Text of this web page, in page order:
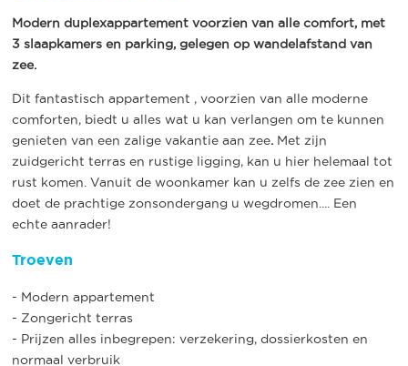
Modern duplexappartement voorzien van alle comfort, met
3 slaapkamers en parking, gelegen op wandelafstand van
zee.
Dit fantastisch appartement , voorzien van alle moderne
comforten, biedt u alles wat u kan verlangen om te kunnen
genieten van een zalige vakantie aan zee. Met zijn
zuidgericht terras en rustige ligging, kan u hier helemaal tot
rust komen. Vanuit de woonkamer kan u zelfs de zee zien en
doet de prachtige zonsondergang u wegdromen.... Een
echte aanrader!
Troeven
- Modern appartement
- Zongericht terras
- Prijzen alles inbegrepen: verzekering, dossierkosten en
normaal verbruik